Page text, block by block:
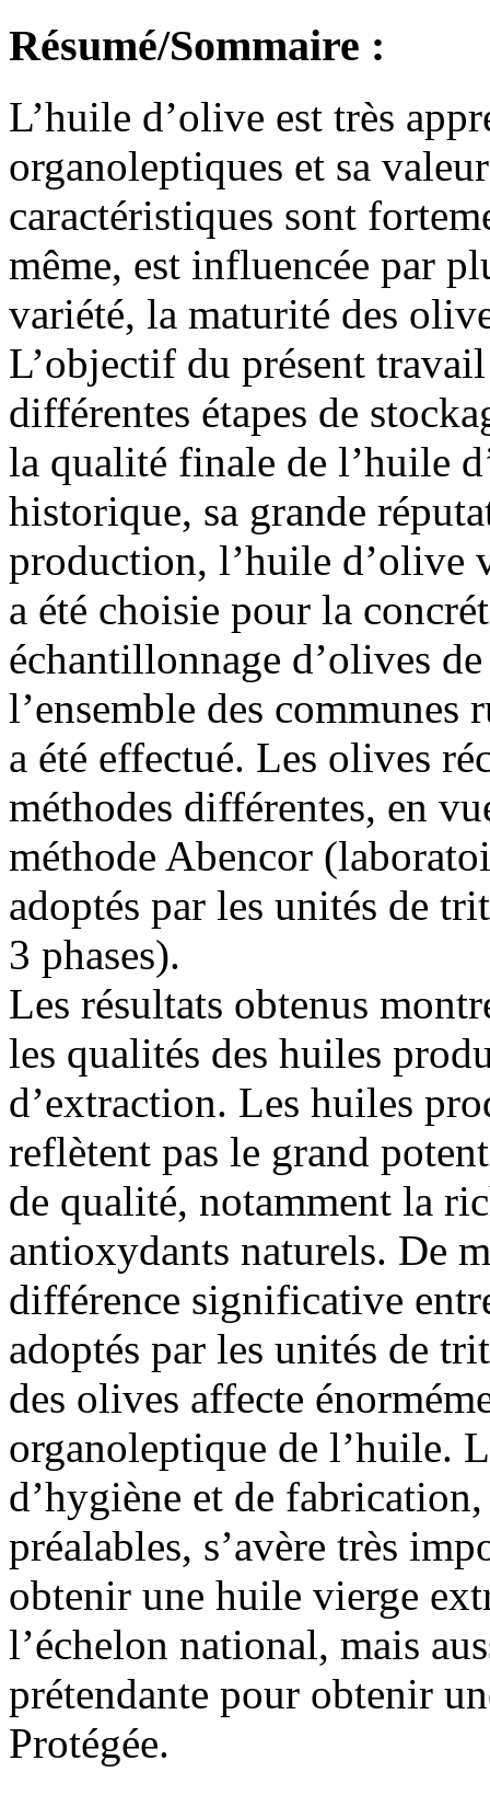
Résumé/Sommaire :
L’huile d’olive est très
organoleptiques et sa
caractéristiques sont
même, est influencée par
variété, la maturité des
L’objectif du présent
différentes étapes de
la qualité finale de l’huile
historique, sa grande
production, l’huile d’olive
a été choisie pour la
échantillonnage d’olives
l’ensemble des
a été effectué. Les olives
méthodes différentes, en
méthode Abencor
adoptés par les unités de
3 phases).
Les résultats obtenus
les qualités des huiles
d’extraction. Les huiles
reflètent pas le grand
de qualité, notamment la
antioxydants naturels. De
différence significative
adoptés par les unités de
des olives affecte
organoleptique de l’huile.
d’hygiène et de
préalables, s’avère très
obtenir une huile vierge
l’échelon national, mais
prétendante pour obtenir
Protégée.